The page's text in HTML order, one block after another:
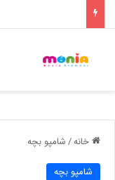
خانه/شامپو بچه
شامپو بچه